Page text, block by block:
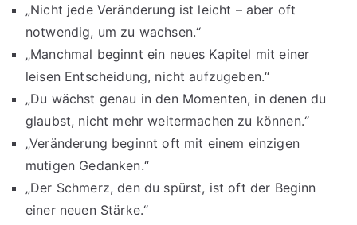
„Nicht jede Veränderung ist leicht – aber oft
notwendig, um zu wachsen.“
„Manchmal beginnt ein neues Kapitel mit einer
leisen Entscheidung, nicht aufzugeben.“
„Du wächst genau in den Momenten, in denen du
glaubst, nicht mehr weitermachen zu können.“
„Veränderung beginnt oft mit einem einzigen
mutigen Gedanken.“
„Der Schmerz, den du spürst, ist oft der Beginn
einer neuen Stärke.“